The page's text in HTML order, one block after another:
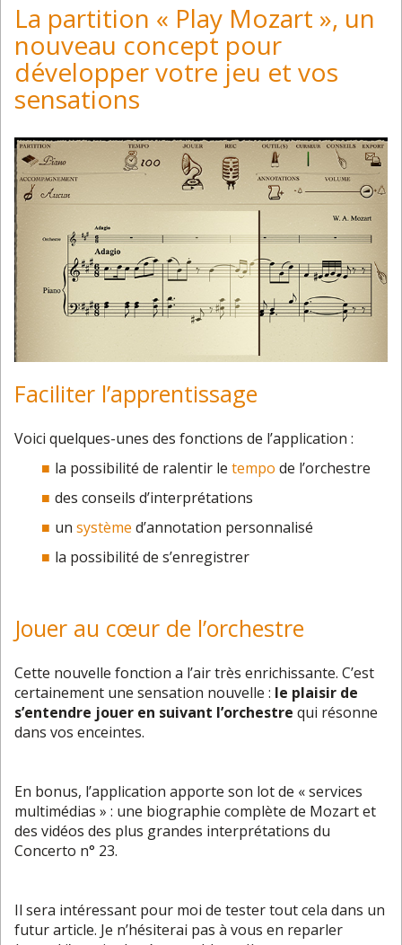
La partition « Play Mozart », un
nouveau concept pour
développer votre jeu et vos
sensations
Faciliter l’apprentissage
Voici quelques-unes des fonctions de l’application :
la possibilité de ralentir le tempo de l’orchestre
des conseils d’interprétations
un système d’annotation personnalisé
la possibilité de s’enregistrer
Jouer au cœur de l’orchestre
Cette nouvelle fonction a l’air très enrichissante. C’est
certainement une sensation nouvelle : le plaisir de
s’entendre jouer en suivant l’orchestre qui résonne
dans vos enceintes.
En bonus, l’application apporte son lot de « services
multimédias » : une biographie complète de Mozart et
des vidéos des plus grandes interprétations du
Concerto n° 23.
Il sera intéressant pour moi de tester tout cela dans un
futur article. Je n’hésiterai pas à vous en reparler